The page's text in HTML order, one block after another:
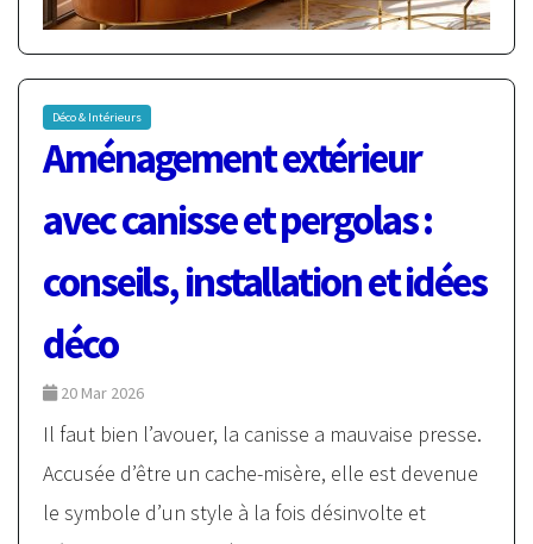
Déco & Intérieurs
Aménagement extérieur
avec canisse et pergolas :
conseils, installation et idées
déco
20 Mar 2026
Il faut bien l’avouer, la canisse a mauvaise presse.
Accusée d’être un cache-misère, elle est devenue
le symbole d’un style à la fois désinvolte et